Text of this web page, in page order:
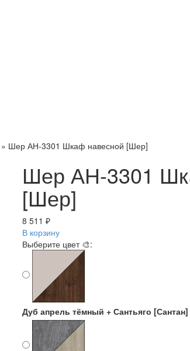
» Шер АН-3301 Шкаф навесной [Шер]
Шер АН-3301
[Шер]
8 511 ₽
В корзину
Выберите цвет 🎨:
Дуб апрель тёмный + Сантьяго [Сантан]